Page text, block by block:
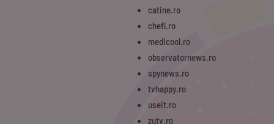
catine.ro
chefi.ro
medicool.ro
observatornews.ro
spynews.ro
tvhappy.ro
useit.ro
zutv.ro